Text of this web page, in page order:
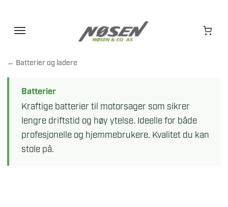
← Batterier og ladere
Batterier
Kraftige batterier til motorsager som sikrer
lengre driftstid og høy ytelse. Ideelle for både
profesjonelle og hjemmebrukere. Kvalitet du kan
stole på.